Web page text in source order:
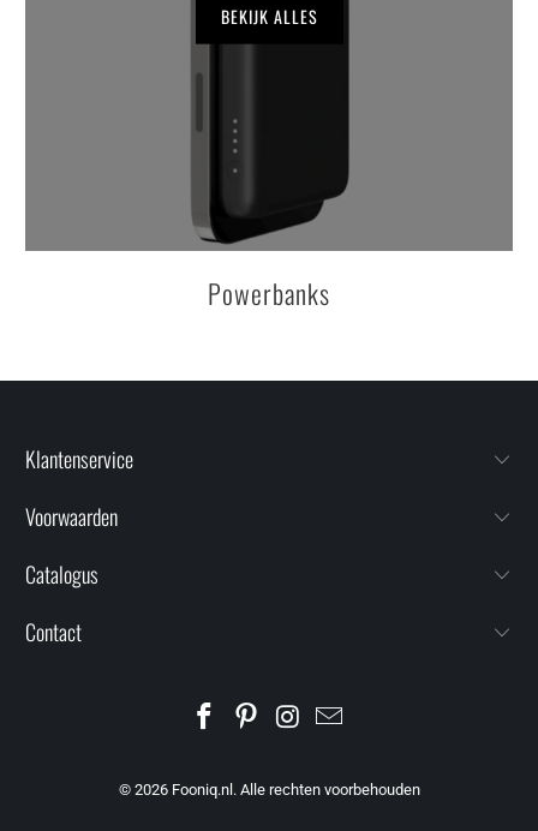
BEKIJK ALLES
Powerbanks
Klantenservice
Voorwaarden
Catalogus
Contact
© 2026 Fooniq.nl . Alle rechten voorbehouden